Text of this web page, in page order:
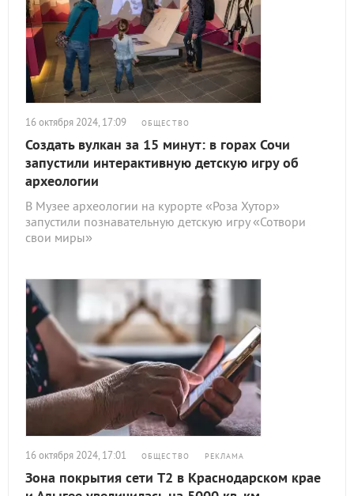
16 октября 2024, 17:09 ОБЩЕСТВО
Создать вулкан за 15 минут: в горах Сочи
запустили интерактивную детскую игру об
археологии
В Музее археологии на курорте «Роза Хутор»
запустили познавательную детскую игру «Сотвори
свои миры»
16 октября 2024, 17:01 ОБЩЕСТВО РЕКЛАМА
Зона покрытия сети T2 в Краснодарском крае